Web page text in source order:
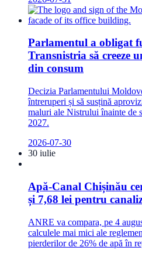
Parlamentul a obligat
Transnistria să creeze
din consum
Decizia Parlamentului
întreruperi și să susțină
maluri ale Nistrului înainte de
2027.
2026-07-30
30 iulie
Apă-Canal Chișinău
și 7,68 lei pentru
ANRE va compara, pe 4
calculele mai mici ale
pierderilor de 26% de apă în